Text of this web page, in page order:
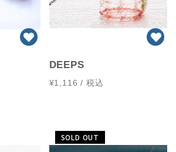
DEEPS
¥1,116 / 税込
SOLD OUT